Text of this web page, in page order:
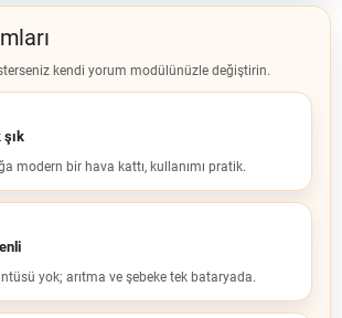
kendi yorum modülünüzle değiştirin.
şık
modern bir hava kattı, kullanımı pratik.
yok; arıtma ve şebeke tek bataryada.